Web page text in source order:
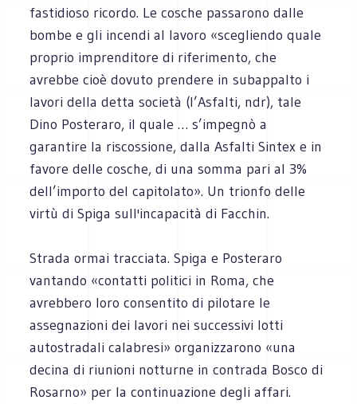
fastidioso ricordo. Le cosche passarono dalle
bombe e gli incendi al lavoro «scegliendo quale
proprio imprenditore di riferimento, che
avrebbe cioè dovuto prendere in subappalto i
lavori della detta società (l’Asfalti, ndr), tale
Dino Posteraro, il quale … s’impegnò a
garantire la riscossione, dalla Asfalti Sintex e in
favore delle cosche, di una somma pari al 3%
dell’importo del capitolato». Un trionfo delle
virtù di Spiga sull'incapacità di Facchin.
Strada ormai tracciata. Spiga e Posteraro
vantando «contatti politici in Roma, che
avrebbero loro consentito di pilotare le
assegnazioni dei lavori nei successivi lotti
autostradali calabresi» organizzarono «una
decina di riunioni notturne in contrada Bosco di
Rosarno» per la continuazione degli affari.